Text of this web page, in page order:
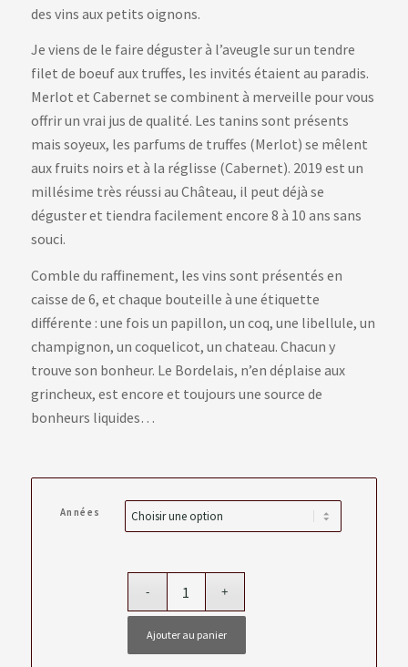
des vins aux petits oignons.
Je viens de le faire déguster à l’aveugle sur un tendre
filet de boeuf aux truffes, les invités étaient au paradis.
Merlot et Cabernet se combinent à merveille pour vous
offrir un vrai jus de qualité. Les tanins sont présents
mais soyeux, les parfums de truffes (Merlot) se mêlent
aux fruits noirs et à la réglisse (Cabernet). 2019 est un
millésime très réussi au Château, il peut déjà se
déguster et tiendra facilement encore 8 à 10 ans sans
souci.
Comble du raffinement, les vins sont présentés en
caisse de 6, et chaque bouteille à une étiquette
différente : une fois un papillon, un coq, une libellule, un
champignon, un coquelicot, un chateau. Chacun y
trouve son bonheur. Le Bordelais, n’en déplaise aux
grincheux, est encore et toujours une source de
bonheurs liquides…
Années
Ajouter au panier